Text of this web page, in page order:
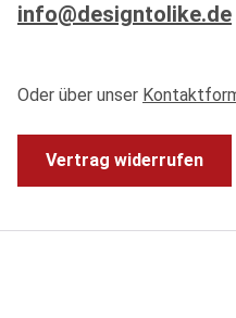
info@designtolike.de
Oder über unser
Vertrag widerrufen